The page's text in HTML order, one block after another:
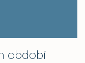
období